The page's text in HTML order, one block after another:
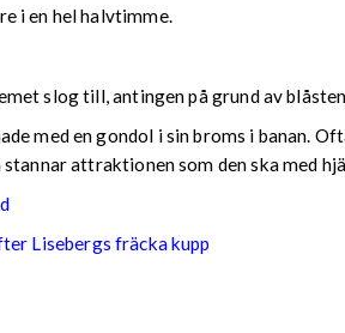
i en hel halvtimme.
slog till, antingen på grund av
med en gondol i sin broms i banan.
attraktionen som den ska med
Lisebergs fräcka kupp